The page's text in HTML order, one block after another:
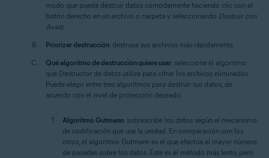
modo que pueda destruir datos cómodamente haciendo clic con el
botón derecho en un archivo o carpeta y seleccionando Destruir con
Avast.
Priorizar destrucción: destruye sus archivos más rápidamente.
Qué algoritmo de destrucción quiere usar: selecciona el algoritmo
que Destructor de datos utiliza para cifrar los archivos eliminados.
Puede elegir entre tres algoritmos para destruir sus datos, de
acuerdo con el nivel de protección deseado:
Algoritmo Gutmann: sobrescribe los datos según el mecanismo
de codificación que use la unidad. En comparación con los
otros, el algoritmo Gutmann es el que efectúa el mayor número
de pasadas sobre los datos. Este es el método más lento, pero